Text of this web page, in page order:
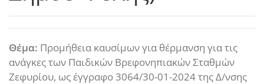
Θέμα: Προμήθεια καυσίμων για θέρμανση για τις
ανάγκες των Παιδικών Βρεφονηπιακών Σταθμών
Ζεφυρίου, ως έγγραφο 3064/30-01-2024 της Δ/νσης